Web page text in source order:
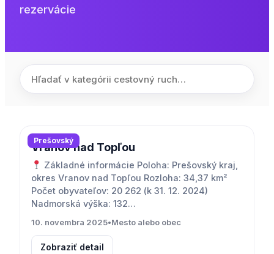
rezervácie
Prešovský
Vranov nad Topľou
Základné informácie Poloha: Prešovský kraj,
okres Vranov nad Topľou Rozloha: 34,37 km²
Počet obyvateľov: 20 262 (k 31. 12. 2024)
Nadmorská výška: 132…
10. novembra 2025•Mesto alebo obec
Zobraziť detail